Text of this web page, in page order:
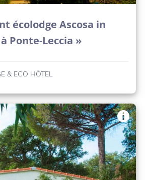
écolodge Ascosa in
Ponte-Leccia »
& ECO HÔTEL